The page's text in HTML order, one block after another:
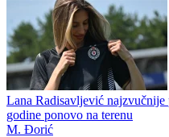
Lana Radisavljević najzvučnije
godine ponovo na terenu
M. Đorić